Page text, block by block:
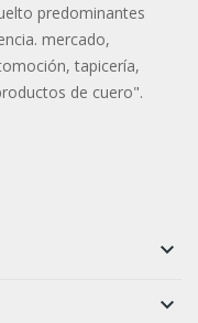
predominantes
mercado,
tapicería,
de cuero".
keyboard_arrow_down
keyboard_arrow_down